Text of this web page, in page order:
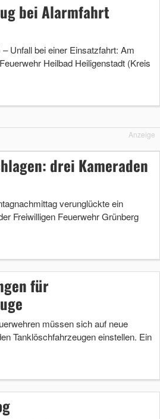
bei Alarmfahrt
Unfall bei einer Einsatzfahrt: Am
Heilbad Heiligenstadt (Kreis
Anzeige
drei Kameraden
verunglückte ein
Freiwilligen Feuerwehr Grünberg
für
müssen sich auf neue
Tanklöschfahrzeugen einstellen. Ein